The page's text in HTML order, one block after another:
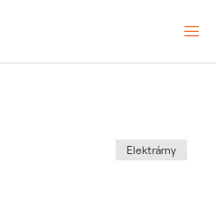
Kategorie
Elektrárny